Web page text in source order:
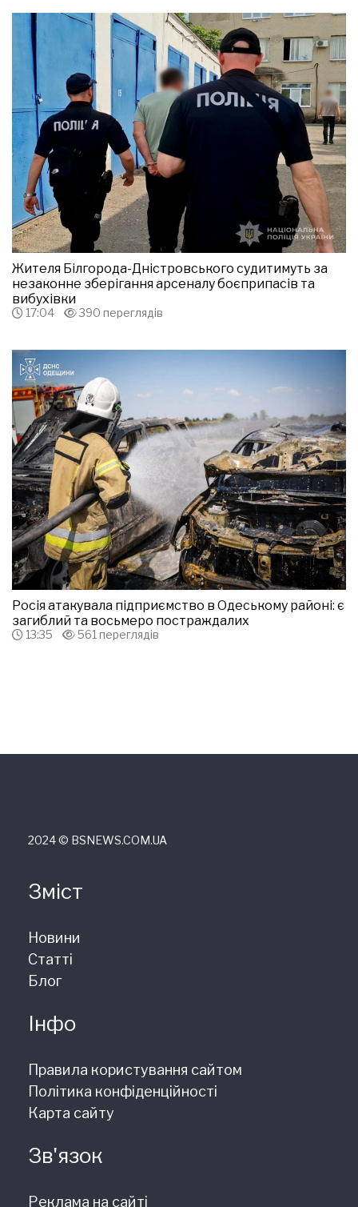
Жителя Білгорода-Дністровського судитимуть за
незаконне зберігання арсеналу боєприпасів та
вибухівки
17:04 390 переглядів
Росія атакувала підприємство в Одеському районі: є
загиблий та восьмеро постраждалих
13:35 561 переглядів
2024 © ВSNEWS.COM.UA
Зміст
Новини
Статті
Блог
Інфо
Правила користування сайтом
Політика конфіденційності
Карта сайту
Зв'язок
Реклама на сайті